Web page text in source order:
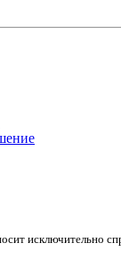
исключительно